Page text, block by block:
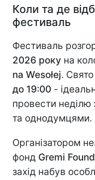
Коли та де
фестиваль
Фестиваль
2026 року на
na Wesołej.
до 19:00 -
провести
та однодумцями.
Організатором
фонд Gremi
захід набув